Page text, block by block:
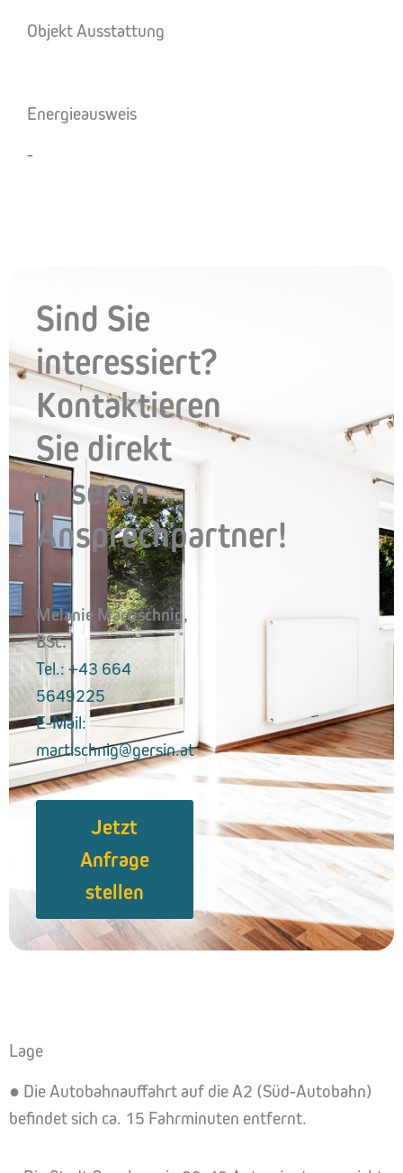
Objekt Ausstattung
Energieausweis
-
Sind Sie
interessiert?
Kontaktieren
Sie direkt
unseren
Ansprechpartner!
Melanie Martischnig,
BSc.
Tel.: +43 664
5649225
E-Mail:
martischnig@gersin.at
Jetzt
Anfrage
stellen
Lage
● Die Autobahnauffahrt auf die A2 (Süd-Autobahn)
befindet sich ca. 15 Fahrminuten entfernt.